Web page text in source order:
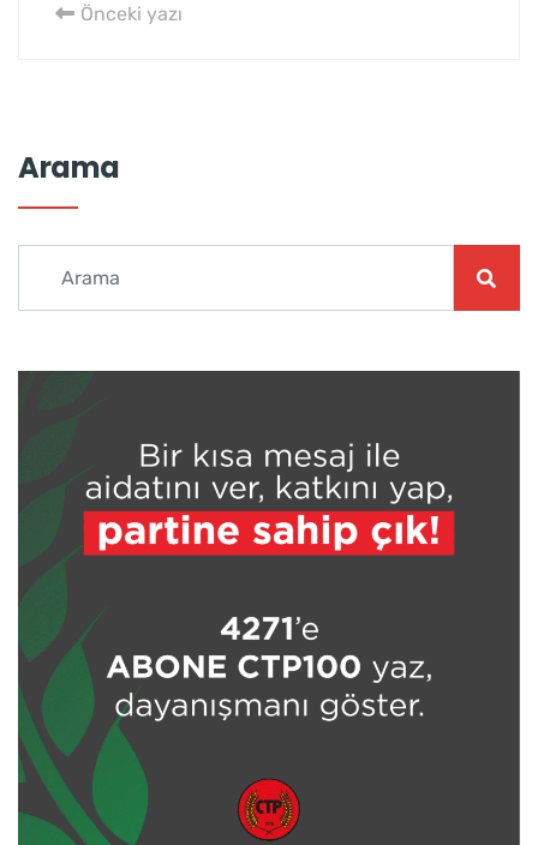
Önceki yazı
Arama